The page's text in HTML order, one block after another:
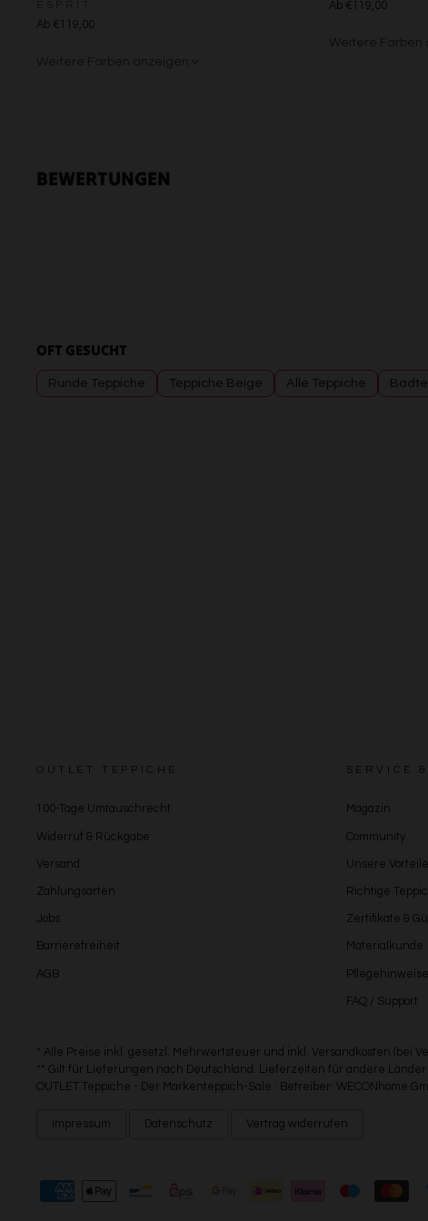
Ab €119,00
Ab €119,00
BEWERTUNGEN
OFT GESUCHT
Runde Teppiche Teppiche Beige Alle Teppiche
OUTLET TEPPICHE
100-Tage Umtauschrecht
Widerruf & Rückgabe
Versand
Zahlungsarten
Jobs
Barrierefreiheit
AGB
SERVICE
Magazin
Community
Unsere Vorteile
Richtige
Zertifikate &
Materialkunde
Pflegehinweise
FAQ / Support
* Alle Preise inkl. gesetzl. Mehrwertsteuer und inkl. Versandkosten (bei
** Gilt für Lieferungen nach Deutschland. Lieferzeiten für andere
OUTLET Teppiche - Der Markenteppich-Sale · Betreiber: WECONhome
Impressum Datenschutz Vertrag widerrufen